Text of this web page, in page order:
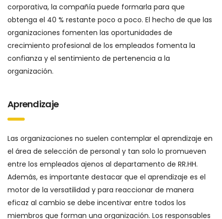
corporativa, la compañía puede formarla para que
obtenga el 40 % restante poco a poco. El hecho de que las
organizaciones fomenten las oportunidades de
crecimiento profesional de los empleados fomenta la
confianza y el sentimiento de pertenencia a la
organización.
Aprendizaje
Las organizaciones no suelen contemplar el aprendizaje en
el área de selección de personal y tan solo lo promueven
entre los empleados ajenos al departamento de RR.HH.
Además, es importante destacar que el aprendizaje es el
motor de la versatilidad y para reaccionar de manera
eficaz al cambio se debe incentivar entre todos los
miembros que forman una organización. Los responsables